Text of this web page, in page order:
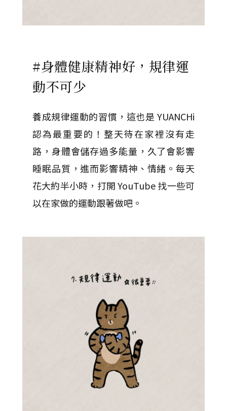
#身體健康精神好，規律運
動不可少
養成規律運動的習慣，這也是 YUANCHi
認為最重要的！整天待在家裡沒有走
路，身體會儲存過多能量，久了會影響
睡眠品質，進而影響精神、情緒。每天
花大約半小時，打開 YouTube 找一些可
以在家做的運動跟著做吧。